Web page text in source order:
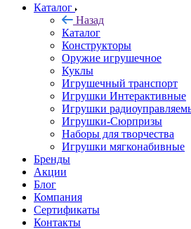
Каталог
Назад
Каталог
Конструкторы
Оружие игрушечное
Куклы
Игрушечный транспорт
Игрушки Интерактивные
Игрушки
Игрушки-Сюрпризы
Наборы для творчества
Игрушки мягконабивные
Бренды
Акции
Блог
Компания
Сертификаты
Контакты